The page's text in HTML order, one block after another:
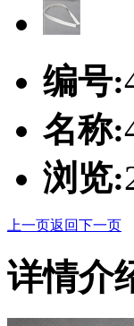
编号:
名称:
浏览:
上一页返回下一页
详情介